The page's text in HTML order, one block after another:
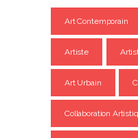
Art Contemporain
Artiste
Art Urbain
Collaboration